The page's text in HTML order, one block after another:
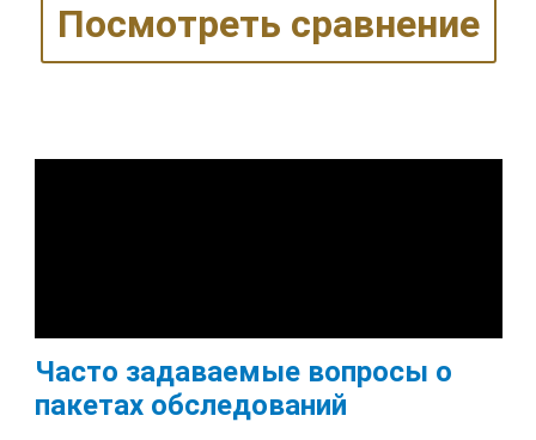
Посмотреть сравнение
Часто задаваемые вопросы о
пакетах обследований